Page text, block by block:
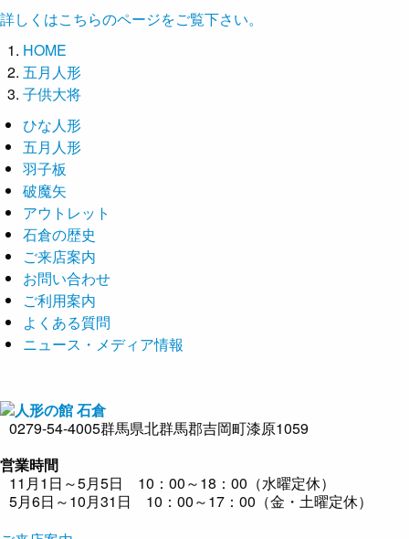
詳しくはこちらのページをご覧下さい。
HOME
五月人形
子供大将
ひな人形
五月人形
羽子板
破魔矢
アウトレット
石倉の歴史
ご来店案内
お問い合わせ
ご利用案内
よくある質問
ニュース・メディア情報
0279-54-4005群馬県北群馬郡吉岡町漆原1059
営業時間
11月1日～5月5日 10：00～18：00（水曜定休）
5月6日～10月31日 10：00～17：00（金・土曜定休）